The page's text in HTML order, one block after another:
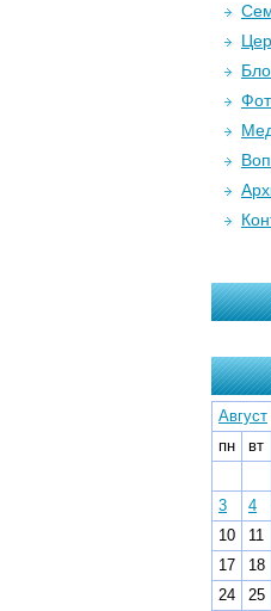
Август
пн
вт
3
4
10
11
17
18
24
25